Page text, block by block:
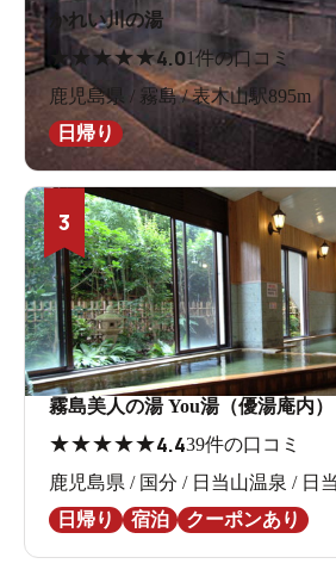
かれい川の湯
★★★★★4.01件の口コミ
鹿児島県 / 霧島 / 表木山駅895m
日帰り
3
霧島美人の湯 You湯（優湯庵内）
★★★★★4.439件の口コミ
鹿児島県 / 国分 / 日当山温泉 / 日
日帰り
宿泊 クーポンあり